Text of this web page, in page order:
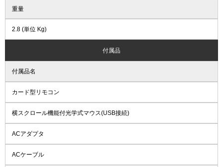
重量
2.8 (単位 Kg)
付属品
付属品名
カード型リモコン
横スクロール機能付光学式マウス(USB接続)
ACアダプタ
ACケーブル